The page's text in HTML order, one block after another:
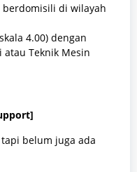
di wilayah
4.00) dengan
Teknik Mesin
belum juga ada